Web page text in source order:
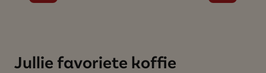
Jullie favoriete koffie